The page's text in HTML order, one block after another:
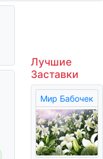
Лучшие
Заставки
Мир Бабочек